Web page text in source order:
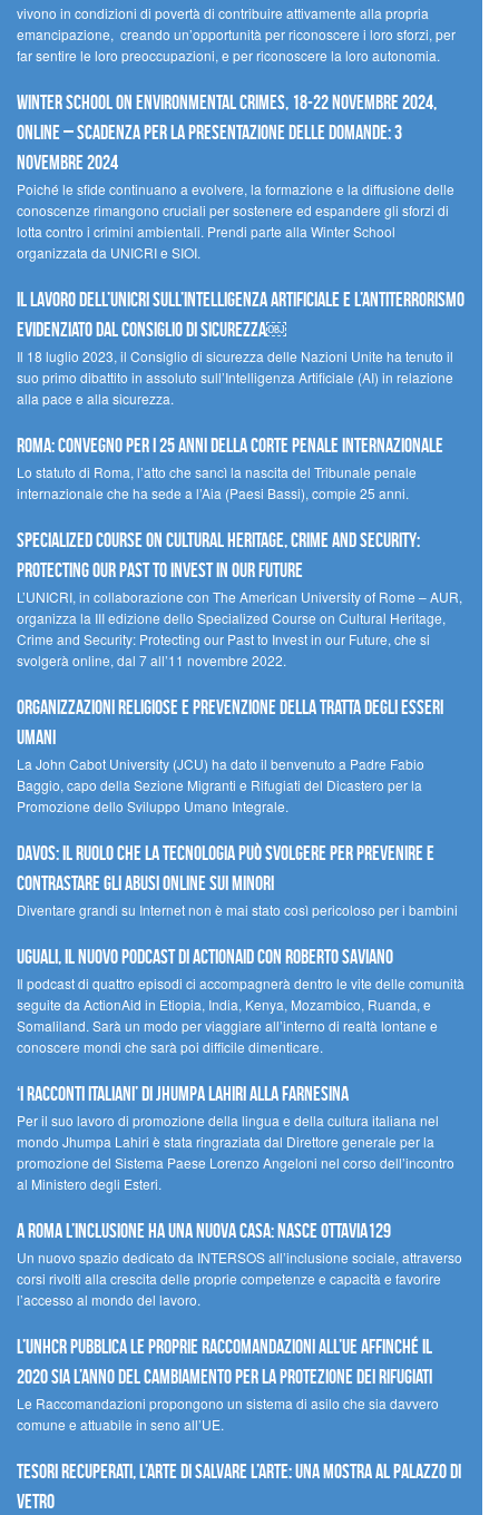
vivono in condizioni di povertà di contribuire attivamente alla propria
emancipazione, creando un’opportunità per riconoscere i loro sforzi, per
far sentire le loro preoccupazioni, e per riconoscere la loro autonomia.
Winter School on Environmental Crimes, 18-22 novembre 2024,
Online – Scadenza per la presentazione delle domande: 3
novembre 2024
Poiché le sfide continuano a evolvere, la formazione e la diffusione delle
conoscenze rimangono cruciali per sostenere ed espandere gli sforzi di
lotta contro i crimini ambientali. Prendi parte alla Winter School
organizzata da UNICRI e SIOI.
Il lavoro dell’UNICRI sull’intelligenza artificiale e l’antiterrorismo
evidenziato dal Consiglio di Sicurezza￼
Il 18 luglio 2023, il Consiglio di sicurezza delle Nazioni Unite ha tenuto il
suo primo dibattito in assoluto sull’Intelligenza Artificiale (AI) in relazione
alla pace e alla sicurezza.
Roma: convegno per i 25 anni della Corte penale internazionale
Lo statuto di Roma, l’atto che sancì la nascita del Tribunale penale
internazionale che ha sede a l’Aia (Paesi Bassi), compie 25 anni.
Specialized Course on Cultural Heritage, Crime and Security:
Protecting our Past to Invest in our Future
L’UNICRI, in collaborazione con The American University of Rome – AUR,
organizza la III edizione dello Specialized Course on Cultural Heritage,
Crime and Security: Protecting our Past to Invest in our Future, che si
svolgerà online, dal 7 all’11 novembre 2022.
Organizzazioni religiose e prevenzione della tratta degli esseri
umani
La John Cabot University (JCU) ha dato il benvenuto a Padre Fabio
Baggio, capo della Sezione Migranti e Rifugiati del Dicastero per la
Promozione dello Sviluppo Umano Integrale.
Davos: il ruolo che la tecnologia può svolgere per prevenire e
contrastare gli abusi online sui minori
Diventare grandi su Internet non è mai stato così pericoloso per i bambini
UGUALI, il nuovo podcast di ACTIONAID con Roberto Saviano
Il podcast di quattro episodi ci accompagnerà dentro le vite delle comunità
seguite da ActionAid in Etiopia, India, Kenya, Mozambico, Ruanda, e
Somaliland. Sarà un modo per viaggiare all’interno di realtà lontane e
conoscere mondi che sarà poi difficile dimenticare.
‘I racconti italiani’ di Jhumpa Lahiri alla Farnesina
Per il suo lavoro di promozione della lingua e della cultura italiana nel
mondo Jhumpa Lahiri è stata ringraziata dal Direttore generale per la
promozione del Sistema Paese Lorenzo Angeloni nel corso dell’incontro
al Ministero degli Esteri.
A Roma l’inclusione ha una nuova casa: nasce Ottavia129
Un nuovo spazio dedicato da INTERSOS all’inclusione sociale, attraverso
corsi rivolti alla crescita delle proprie competenze e capacità e favorire
l’accesso al mondo del lavoro.
L’UNHCR pubblica le proprie raccomandazioni all’UE affinché il
2020 sia l’anno del cambiamento per la protezione dei rifugiati
Le Raccomandazioni propongono un sistema di asilo che sia davvero
comune e attuabile in seno all’UE.
Tesori recuperati, l’arte di salvare l’arte: una mostra al Palazzo di
Vetro